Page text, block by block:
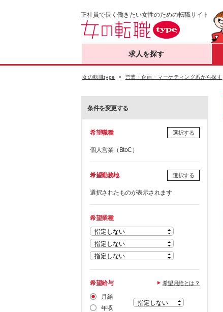
正社員で長く働きたい女性のための転職サイト
求人を探す
女の転職type 営業・企画・マーケティング系から探す
条件を変更する
希望職種 選択する
個人営業（BtoC）
希望勤務地 選択する
選択されたものが表示されます
希望業種
希望給与 希望月給とは？
月給
年収